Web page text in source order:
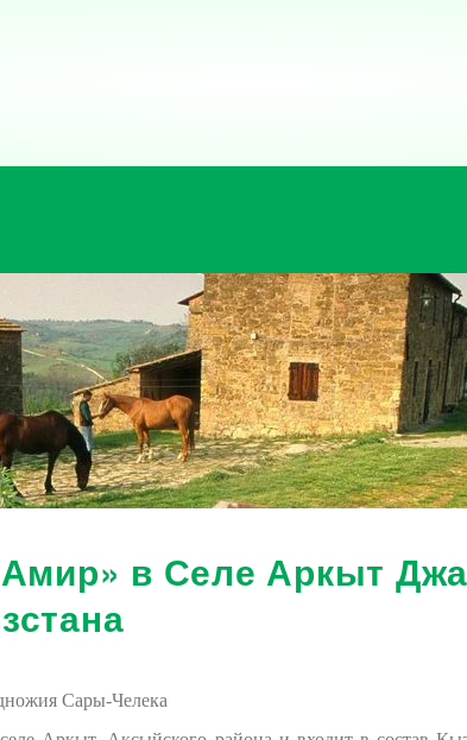
в Селе Аркыт
Сары-Челека